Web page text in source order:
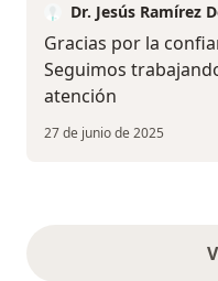
Dr. Jesús Ramírez
Gracias por la
Seguimos
atención
27 de junio de 2025